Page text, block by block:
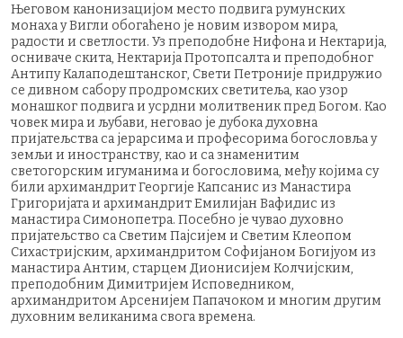
Његовом канонизацијом место подвига румунских
монаха у Вигли обогаћено је новим извором мира,
радости и светлости. Уз преподобне Нифона и Нектарија,
осниваче скита, Нектарија Протопсалта и преподобног
Антипу Калаподештанског, Свети Петроније придружио
се дивном сабору продромских светитеља, као узор
монашког подвига и усрдни молитвеник пред Богом. Као
човек мира и љубави, неговао је дубока духовна
пријатељства са јерарсима и професорима богословља у
земљи и иностранству, као и са знаменитим
светогорским игуманима и богословима, међу којима су
били архимандрит Георгије Капсанис из Манастира
Григоријата и архимандрит Емилијан Вафидис из
манастира Симонопетра. Посебно је чувао духовно
пријатељство са Светим Пајсијем и Светим Клеопом
Сихастријским, архимандритом Софијаном Богијуом из
манастира Антим, старцем Дионисијем Колчијским,
преподобним Димитријем Исповедником,
архимандритом Арсенијем Папачоком и многим другим
духовним великанима свога времена.